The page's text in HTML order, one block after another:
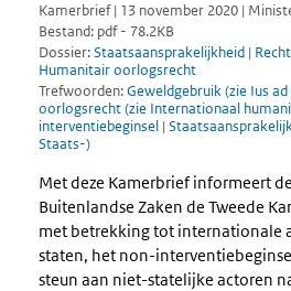
Kamerbrief | 13 november 2020 |
Bestand: pdf - 78.2KB
Dossier:Staatsaansprakelijkheid |
Humanitair oorlogsrecht
Trefwoorden:Geweldgebruik (zie Ius
oorlogsrecht (zie Internationaal
interventiebeginsel |
Staats-)
Met deze Kamerbrief informeert
Buitenlandse Zaken de Tweede
met betrekking tot internationale
staten, het non-
steun aan niet-statelijke actoren